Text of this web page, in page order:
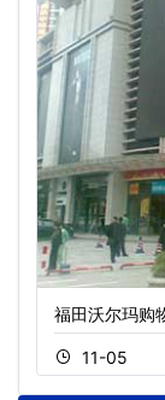
福田沃尔玛购
11-05